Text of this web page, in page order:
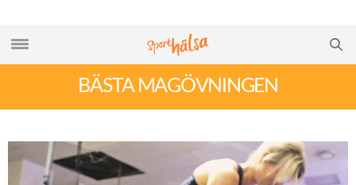
BÄSTA MAGÖVNINGEN